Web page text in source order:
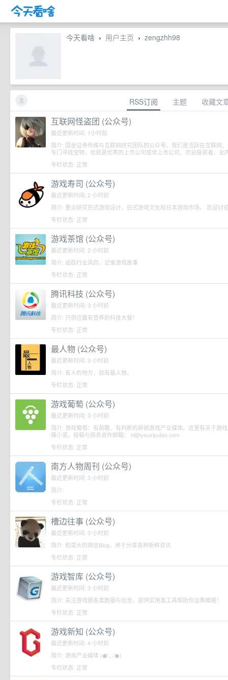
今天看啥 › 用户主页 › zengzhh98
RSS订阅 主题 收藏文
互联网怪盗团 (公众号)
最近更新时间: 1小时前
简介: 国金证券传媒与互联网研究团队的公众号。我们是活跃在互联网
专门寻找宝物，也就是优秀的上市公司或非上市公司。欢迎投资者、业
专栏状态: 正常
游戏寿司 (公众号)
最近更新时间: 2 小时前
简介: 重点研究日式游戏设计、日式游戏文化和日本游戏市场。 欢迎讨
专栏状态: 正常
游戏茶馆 (公众号)
最近更新时间: 2 小时前
简介: 追踪行业风向，记录游戏故事
专栏状态: 正常
腾讯科技 (公众号)
最近更新时间: 3 小时前
简介: 只供应最有营养的科技大餐！
专栏状态: 正常
最人物 (公众号)
最近更新时间: 3 小时前
简介: 有人的地方，就有最人物。
专栏状态: 正常
游戏葡萄 (公众号)
最近更新时间: 3 小时前
简介: 游戏葡萄：有前瞻、有判断的新锐游戏产业媒体。这里有关于游
辣小道。投稿与商务合作邮箱： hi@youxiputao.com
专栏状态: 正常
南方人物周刊 (公众号)
最近更新时间: 3 小时前
简介:
专栏状态: 正常
槽边往事 (公众号)
最近更新时间: 3 小时前
简介: 和菜头的微信Blog，用于分享各种新鲜资讯
专栏状态: 正常
游戏智库 (公众号)
最近更新时间: 3 小时前
简介: 关注游戏圈各类数据与信息，提供实用类工具帮助你运筹帷幄！
专栏状态: 正常
游戏新知 (公众号)
最近更新时间: 4 小时前
简介: 游戏产业媒体 (●'◡'●)
专栏状态: 正常